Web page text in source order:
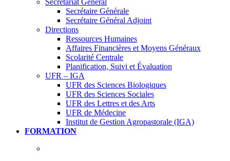
Secrétariat Général
Secrétaire Générale
Secrétaire Général Adjoint
Directions
Ressources Humaines
Affaires Financières et Moyens Généraux
Scolarité Centrale
Planification, Suivi et Évaluation
UFR – IGA
UFR des Sciences Biologiques
UFR des Sciences Sociales
UFR des Lettres et des Arts
UFR de Médecine
Institut de Gestion Agropastorale (IGA)
FORMATION